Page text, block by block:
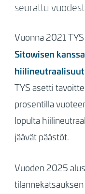
seurattu
Vuonna 2021
Sitowisen
TYS asetti
prosentilla
lopulta
jäävät päästöt.
Vuoden 2025